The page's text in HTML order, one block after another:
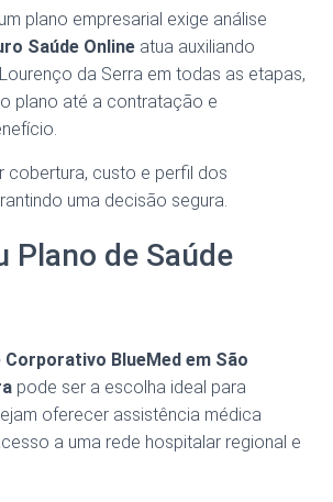
plano empresarial exige análise
Saúde Online atua auxiliando
da Serra em todas as etapas,
plano até a contratação e
cobertura, custo e perfil dos
uma decisão segura.
Plano de Saúde
Corporativo BlueMed em São
pode ser a escolha ideal para
oferecer assistência médica
a uma rede hospitalar regional e